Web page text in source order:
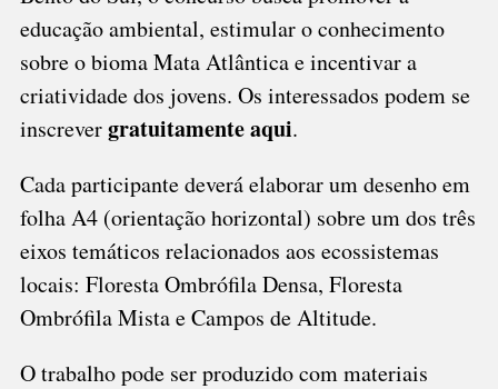
educação ambiental, estimular o conhecimento
sobre o bioma Mata Atlântica e incentivar a
criatividade dos jovens. Os interessados podem se
inscrevergratuitamente aqui.
Cada participante deverá elaborar um desenho em
folha A4 (orientação horizontal) sobre um dos três
eixos temáticos relacionados aos ecossistemas
locais: Floresta Ombrófila Densa, Floresta
Ombrófila Mista e Campos de Altitude.
O trabalho pode ser produzido com materiais